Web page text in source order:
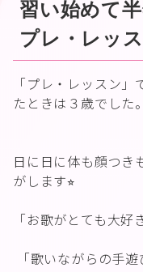
習い始めて
プレ・レッス
「プレ・レッスン
たときは３歳でした。
日に日に体も顔つき
がします⭐︎
「お歌がとても大好
「歌いながらの手